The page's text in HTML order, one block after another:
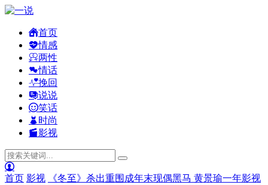
首页
情感
两性
情话
挽回
说说
笑话
时尚
影视
首页 影视
《冬至》杀出重围成年末现偶黑马 黄景瑜一年影视